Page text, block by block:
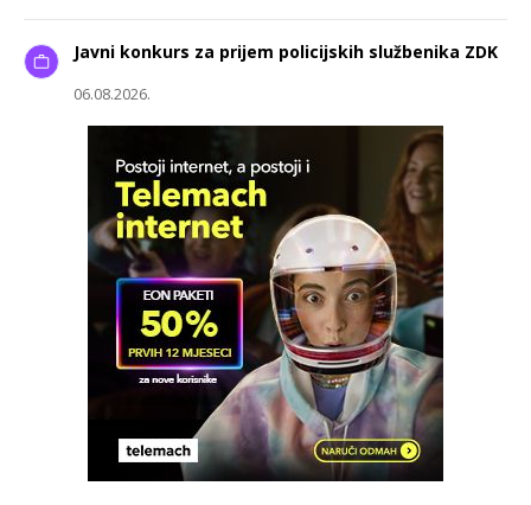
Javni konkurs za prijem policijskih službenika ZDK
06.08.2026.